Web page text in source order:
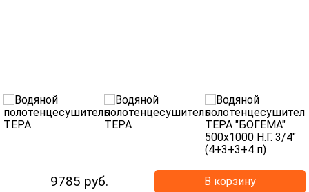
9785 руб. В корзину